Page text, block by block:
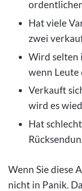
Hat viele
zwei
Wird selten
wenn Leute
Verkauft
wird es
Hat
Wenn Sie diese
nicht in Panik.